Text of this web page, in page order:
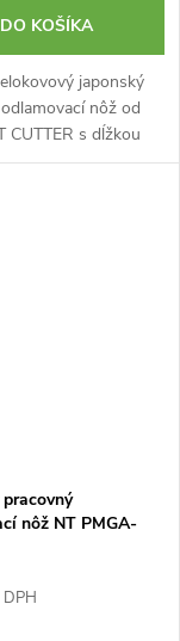
DO KOŠÍKA
japonský
nôž od
CUTTER s dĺžkou
telo vyrobené
nôž NT PMGA-